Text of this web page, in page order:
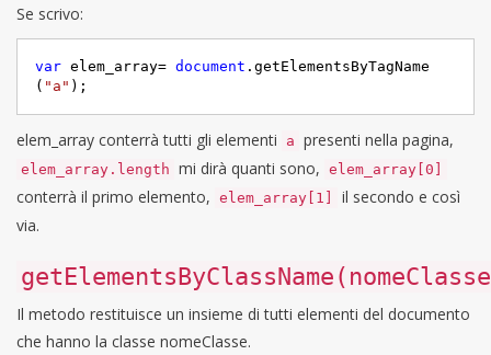
Se scrivo:
var elem_array= document .getElementsByTagName
( "a" );
elem_array conterrà tutti gli elementi a presenti nella pagina,
elem_array.length mi dirà quanti sono, elem_array[0]
conterrà il primo elemento, elem_array[1]
il secondo e così
via.
Il metodo restituisce un insieme di tutti elementi del documento
che hanno la classe nomeClasse.